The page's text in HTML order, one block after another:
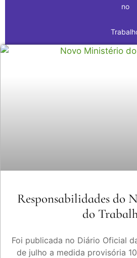
no
Responsabilidades do
do
Foi publicada no Diário Oficial
de julho a medida provisória